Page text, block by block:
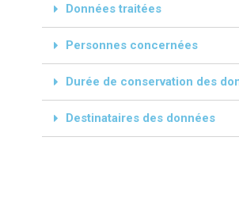
Données traitées
Personnes concernées
Durée de conservation des
Destinataires des données